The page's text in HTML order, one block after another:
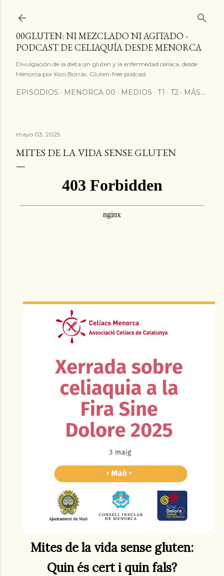
00GLUTEN: NI MEZCLADO NI AGITADO -
PODCAST DE CELIAQUÍA DESDE MENORCA
Divulgación de la dieta sin gluten y la enfermedad celíaca, desde
Menorca por Kico Borrás. Gluten-free podcast
EPISODIOS MENORCA 00 MEDIOS T1 T2 MÁS…
mayo 03, 2025
MITES DE LA VIDA SENSE GLUTEN
Mites de la vida sense gluten:
Quin és cert i quin fals?